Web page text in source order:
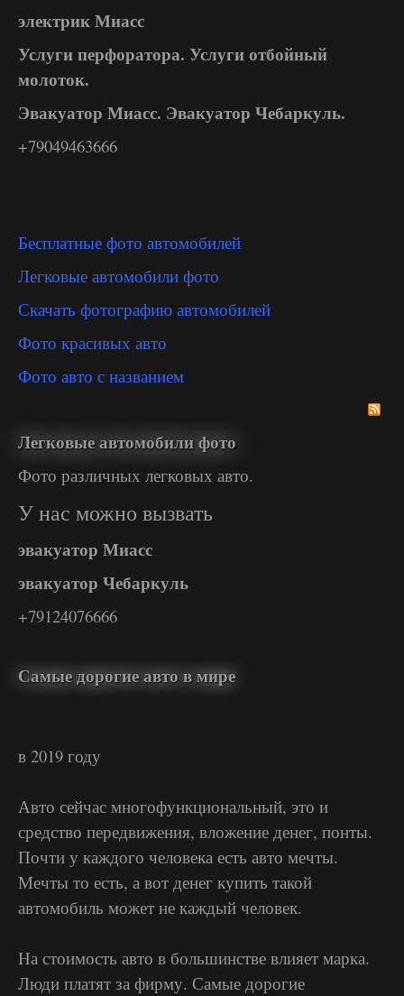
электрик Миасс
Услуги перфоратора. Услуги отбойный
молоток.
Эвакуатор Миасс. Эвакуатор Чебаркуль.
+79049463666
Бесплатные фото автомобилей
Легковые автомобили фото
Скачать фотографию автомобилей
Фото красивых авто
Фото авто с названием
Легковые автомобили фото
Фото различных легковых авто.
У нас можно вызвать
эвакуатор Миасс
эвакуатор Чебаркуль
+79124076666
Самые дорогие авто в мире
в 2019 году
Авто сейчас многофункциональный, это и
средство передвижения, вложение денег, понты.
Почти у каждого человека есть авто мечты.
Мечты то есть, а вот денег купить такой
автомобиль может не каждый человек.
На стоимость авто в большинстве влияет марка.
Люди платят за фирму. Самые дорогие